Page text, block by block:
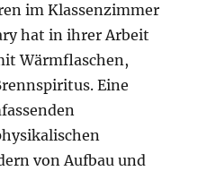
im Klassenzimmer
hat in ihrer Arbeit
Wärmflaschen,
Eine
von Aufbau und